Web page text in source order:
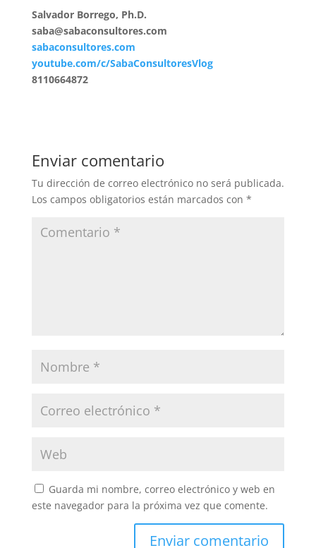
Salvador Borrego, Ph.D.
saba@sabaconsultores.com
sabaconsultores.com
youtube.com/c/SabaConsultoresVlog
8110664872
Enviar comentario
Tu dirección de correo electrónico no será publicada.
Los campos obligatorios están marcados con *
Guarda mi nombre, correo electrónico y web en
este navegador para la próxima vez que comente.